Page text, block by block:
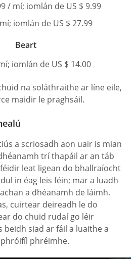
/ mí; iomlán de US $ 9.99
iomlán de US $ 27.99
Beart
iomlán de US $ 14.00
na soláthraithe ar líne eile,
maidir le praghsáil.
a scriosadh aon uair is mian
trí thapáil ar an táb
leat ligean do bhallraíocht
in éag leis féin; mar a luadh
a dhéanamh de láimh.
cuirtear deireadh le do
do chuid rudaí go léir
beidh siad ar fáil a luaithe a
phréimhe.